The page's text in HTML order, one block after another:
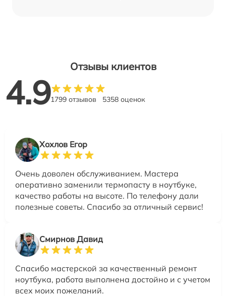
Отзывы клиентов
4.91799 отзывов 5358 оценок
Хохлов Егор
Очень доволен обслуживанием. Мастера
оперативно заменили термопасту в ноутбуке,
качество работы на высоте. По телефону дали
полезные советы. Спасибо за отличный сервис!
Смирнов Давид
Спасибо мастерской за качественный ремонт
ноутбука, работа выполнена достойно и с учетом
всех моих пожеланий.